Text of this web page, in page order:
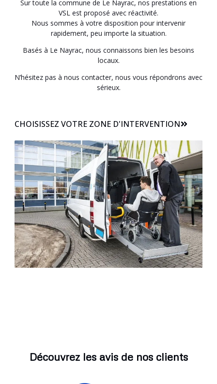
Sur toute la commune de Le Nayrac, nos prestations en
VSL est proposé avec réactivité.
Nous sommes à votre disposition pour intervenir
rapidement, peu importe la situation.
Basés à Le Nayrac, nous connaissons bien les besoins
locaux.
N’hésitez pas à nous contacter, nous vous répondrons avec
sérieux.
CHOISISSEZ VOTRE ZONE D'INTERVENTION
Découvrez les avis de nos clients